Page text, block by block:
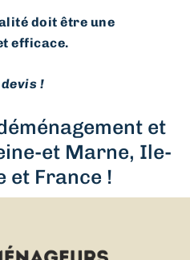
doit être une
efficace.
!
et
et Marne, Ile-
et France !